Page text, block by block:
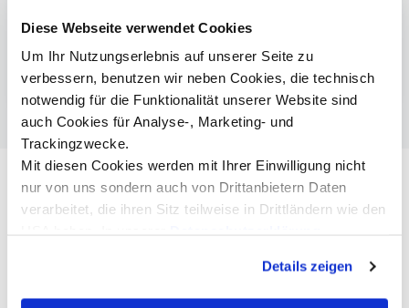
Diese Webseite verwendet Cookies
Um Ihr Nutzungserlebnis auf unserer Seite zu
verbessern, benutzen wir neben Cookies, die technisch
notwendig für die Funktionalität unserer Website sind
auch Cookies für Analyse-, Marketing- und
Trackingzwecke.
Mit diesen Cookies werden mit Ihrer Einwilligung nicht
nur von uns sondern auch von Drittanbietern Daten
verarbeitet, die ihren Sitz teilweise in Drittländern wie den
erklären Ihnen genau, was eine Datenübermittlung in die
USA bedeuten kann.
Details zeigen
Umfragen & Rankings
MCI mit Top-Platzierungen im Eduniversal
Masterranking 2024